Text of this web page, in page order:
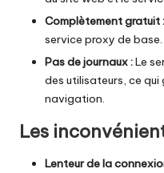
Complètement gratuit :
service proxy de base.
Pas de journaux :Le
des utilisateurs, ce
navigation.
Les
Lenteur de la